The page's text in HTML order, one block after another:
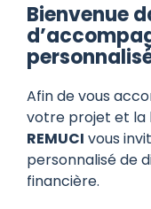
Bienvenue
Afin de vous
votre projet et la
REMUCI vous
personnalisé de
financière.